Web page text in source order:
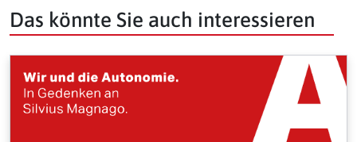
Das könnte Sie auch interessieren